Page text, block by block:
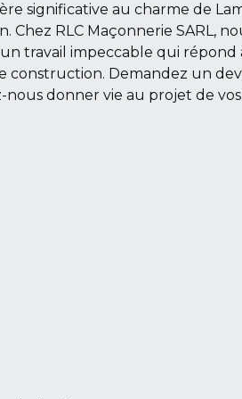
significative au charme de
Chez RLC Maçonnerie SARL,
travail impeccable qui répond
construction. Demandez un
donner vie au projet de vos